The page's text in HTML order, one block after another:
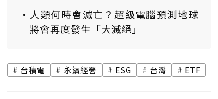
人類何時會滅亡？超級電腦預測地球
將會再度發生「大滅絕」
台積電 永續經營 ESG 台灣 ETF